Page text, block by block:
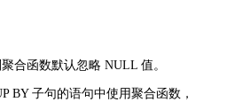
合函数默认忽略 NULL 值。
BY 子句的语句中使用聚合函数，